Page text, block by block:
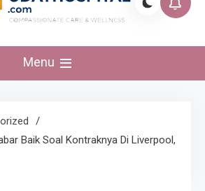
UdayHospital:
olahraga,
Akurat dan
Menu
Baik Soal Kontraknya Di Liverpool,